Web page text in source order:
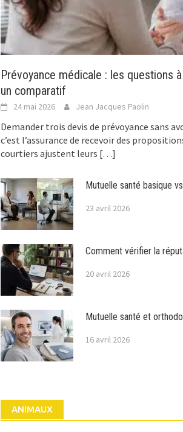
Prévoyance médicale : les questions
un comparatif
24 mai 2026 Jean Jacques Paolin
Demander trois devis de prévoyance sans
c’est l’assurance de recevoir des
courtiers ajustent leurs […]
Mutuelle santé basique
23 avril 2026
Comment vérifier la
20 avril 2026
Mutuelle santé et
16 avril 2026
ANIMAUX